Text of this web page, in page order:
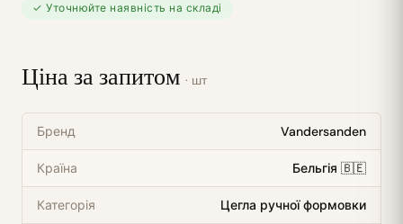
✓ Уточнюйте наявність на складі
Ціна за запитом · шт
Бренд Vandersanden
Країна Бельгія 🇧🇪
Категорія Цегла ручної формовки